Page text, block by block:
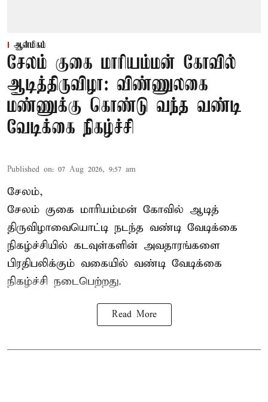
ஆன்மிகம்
சேலம் குகை மாரியம்மன் கோவில்
ஆடித்திருவிழா: விண்ணுலகை
மண்ணுக்கு கொண்டு வந்த வண்டி
வேடிக்கை நிகழ்ச்சி
Published on: 07 Aug 2026, 9:57 am
சேலம்,
சேலம் குகை மாரியம்மன் கோவில் ஆடித்
திருவிழாவையொட்டி நடந்த வண்டி வேடிக்கை
நிகழ்ச்சியில் கடவுள்களின் அவதாரங்களை
பிரதிபலிக்கும் வகையில் வண்டி வேடிக்கை
நிகழ்ச்சி நடைபெற்றது.
Read More